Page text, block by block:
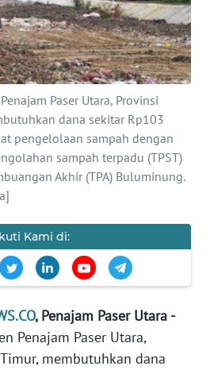
Paser Utara, Provinsi
dana sekitar Rp103
pengelolaan sampah dengan
sampah terpadu (TPST)
Akhir (TPA) Buluminung.
Kami di:
, Penajam Paser Utara -
Penajam Paser Utara,
membutuhkan dana